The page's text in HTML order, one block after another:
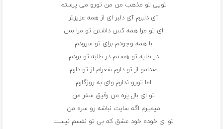
تویی تو مذهب من من تورو می پرستم
آی دلبرم آی دلبر ای از همه عزیزتر
ای تو مرا همه کس داشتن تو مرا بس
با همه وجودم برای تو سرودم
در طلبه تو هستم در طلبه تو بودم
صدامو از تو دارم شعرام از تو دارم
اما تورو ندارم وای به روزگارم
تو ای بال پره من رفیق سفر من
میمیرم اگه سایت نباشه رو سره من
تو ای خوده خود عشق که بی تو نفسم نیست